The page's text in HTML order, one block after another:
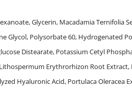
Glycerin, Macadamia
Glycol, Polysorbate 60,
Distearate, Potassium Cetyl
Erythrorhizon Root
Hyaluronic Acid, Portulaca Oleracea